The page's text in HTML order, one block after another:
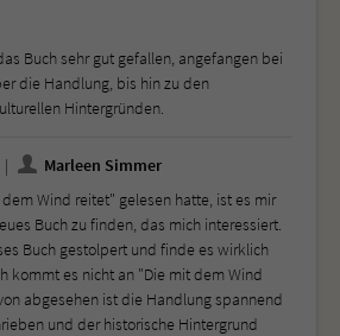
Buch sehr gut gefallen, angefangen bei
die Handlung, bis hin zu den
Hintergründen.
Marleen Simmer
Wind reitet" gelesen hatte, ist es mir
Buch zu finden, das mich interessiert.
Buch gestolpert und finde es wirklich
kommt es nicht an "Die mit dem Wind
abgesehen ist die Handlung spannend
und der historische Hintergrund